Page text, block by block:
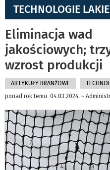
TECHNOLOGIE
Eliminacja wad
jakościowych;
wzrost produkcji
ARTYKUŁY BRANŻOWE
ponad rok temu 04.03.2024, ~